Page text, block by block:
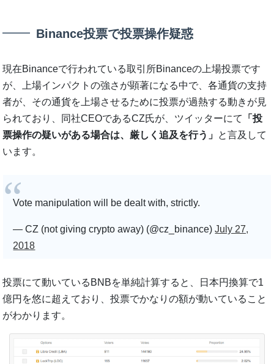
Binance投票で投票操作疑惑
現在Binanceで行われている取引所Binanceの上場投票です
が、上場インパクトの強さが顕著になる中で、各通貨の支持
者が、その通貨を上場させるために投票が過熱する動きが見
られており、同社CEOであるCZ氏が、ツイッターにて
「投
票操作の疑いがある場合は、厳しく追及を行う」 と言及して
います。
Vote manipulation will be dealt with, strictly.
— CZ (not giving crypto away) (@cz_binance)July 27,
2018
投票にて動いているBNBを単純計算すると、日本円換算で1
億円を悠に超えており、投票でかなりの額が動いていること
がわかります。